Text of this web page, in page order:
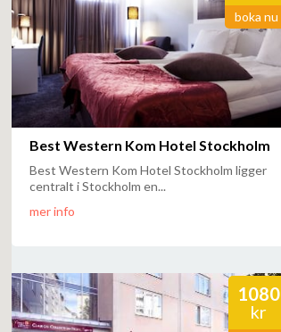
boka nu
Best Western Kom Hotel Stockholm
Best Western Kom Hotel Stockholm ligger
centralt i Stockholm en...
mer info
1080
kr